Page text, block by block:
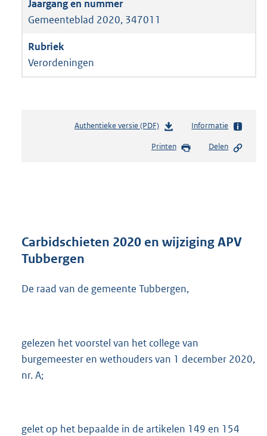
Gemeenteblad 2020, 347011
Verordeningen
Authentieke versie (PDF)b
s
t
6
K
Informatie
Printen Delen
Carbidschieten 2020 en wijziging APV
Tubbergen
De raad van de gemeente Tubbergen,
gelezen het voorstel van het college van
burgemeester en wethouders van 1 december 2020,
nr. A;
gelet op het bepaalde in de artikelen 149 en 154